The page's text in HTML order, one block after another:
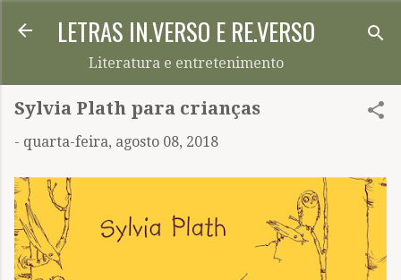
Pular para o conteúdo principal
LETRAS IN.VERSO E RE.VERSO
Literatura e entretenimento
Sylvia Plath para crianças
- quarta-feira, agosto 08, 2018